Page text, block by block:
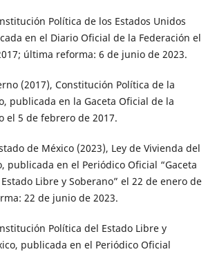
Política de los Estados Unidos
en el Diario Oficial de la Federación el
última reforma: 6 de junio de 2023.
(2017), Constitución Política de la
publicada en la Gaceta Oficial de la
el 5 de febrero de 2017.
de México (2023), Ley de Vivienda del
publicada en el Periódico Oficial “Gaceta
Libre y Soberano” el 22 de enero de
22 de junio de 2023.
Política del Estado Libre y
publicada en el Periódico Oficial